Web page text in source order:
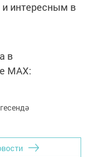
интересным в
в
MАХ: